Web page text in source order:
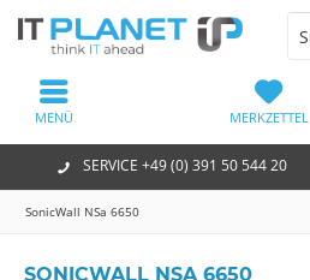
SERVICE +49 (0) 391 50 544 20
MERKZETTEL
MENÜ
SonicWall NSa 6650
SONICWALL NSA 6650